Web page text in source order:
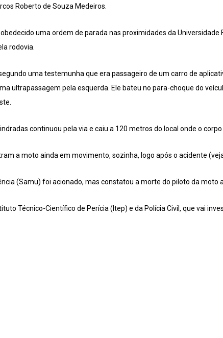
Roberto de Souza Medeiros.
uma ordem de parada nas proximidades da Universidade
rodovia.
uma testemunha que era passageiro de um carro de
ultrapassagem pela esquerda. Ele bateu no para-choque do
continuou pela via e caiu a 120 metros do local onde o corpo
a moto ainda em movimento, sozinha, logo após o acidente
(Samu) foi acionado, mas constatou a morte do piloto da moto
Técnico-Científico de Perícia (Itep) e da Polícia Civil, que vai